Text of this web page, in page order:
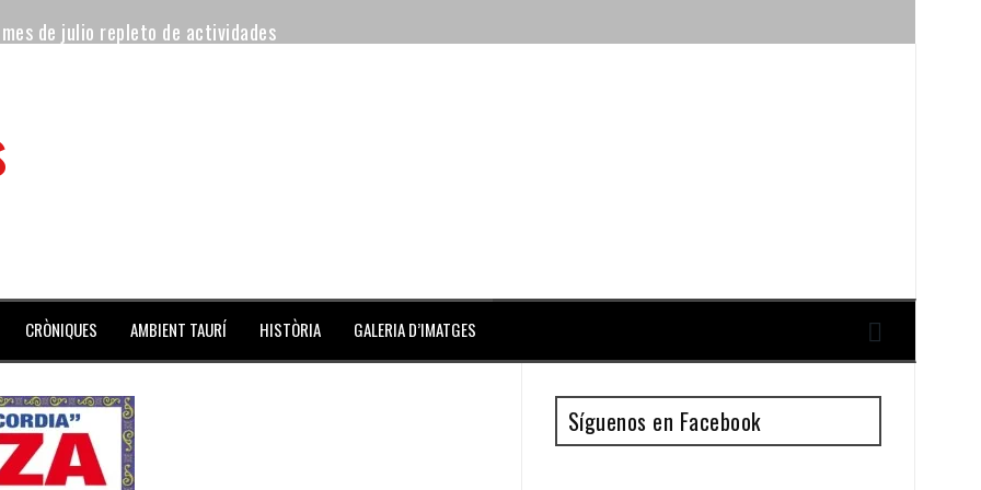
de julio repleto de actividades
premiado como el novillo más bravo en San Adrián
del jueves
CRÒNIQUES AMBIENT TAURÍ HISTÒRIA GALERIA D’IMATGES
Síguenos en Facebook